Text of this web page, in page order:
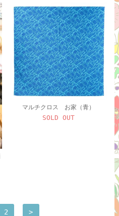
マルチクロス お家（青）
SOLD OUT
2 >